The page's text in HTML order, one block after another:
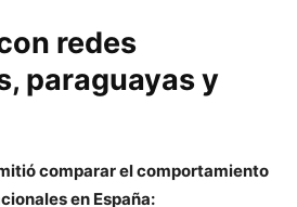
redes
paraguayas y
comparar el comportamiento
en España: